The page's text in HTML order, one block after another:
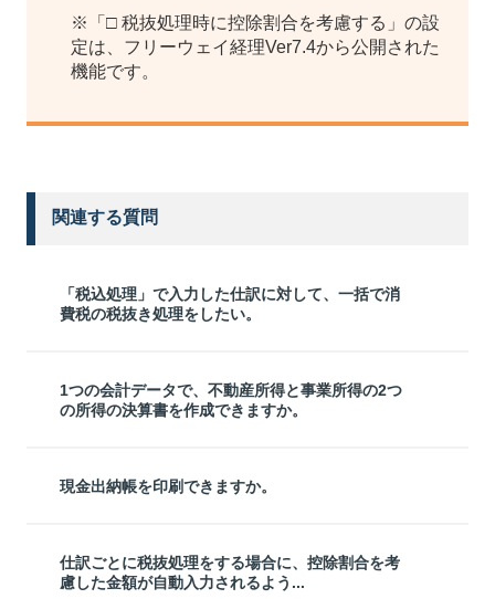
※「□ 税抜処理時に控除割合を考慮する」の設
定は、フリーウェイ経理Ver7.4から公開された
機能です。
関連する質問
「税込処理」で入力した仕訳に対して、一括で消
費税の税抜き処理をしたい。
1つの会計データで、不動産所得と事業所得の2つ
の所得の決算書を作成できますか。
現金出納帳を印刷できますか。
仕訳ごとに税抜処理をする場合に、控除割合を考
慮した金額が自動入力されるよう...